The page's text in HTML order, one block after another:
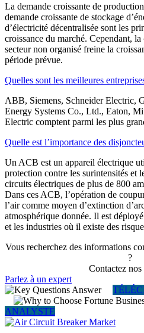
La demande croissante de
demande croissante de stockage
d’électricité décentralisée sont les
croissance du marché. Cependant,
secteur non organisé freine la
période prévue.
Quelles sont les meilleures
ABB, Siemens, Schneider Electric,
Energy Systems Co., Ltd., Eaton,
Electric comptent parmi les plus
Quelle est l’importance des
Un ACB est un appareil électrique
protection contre les surintensités et
circuits électriques de plus de 800
Dans ces ACB, l’opération de
l’air comme moyen d’extinction
atmosphérique donnée. Il est
et les industries où il existe des
Vous recherchez des informations
?
Contactez nos
Parlez à un expert
ANALYSTE